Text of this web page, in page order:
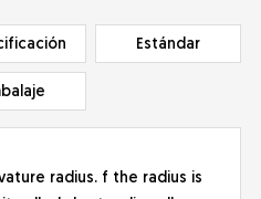
Estándar
radius. f the radius is